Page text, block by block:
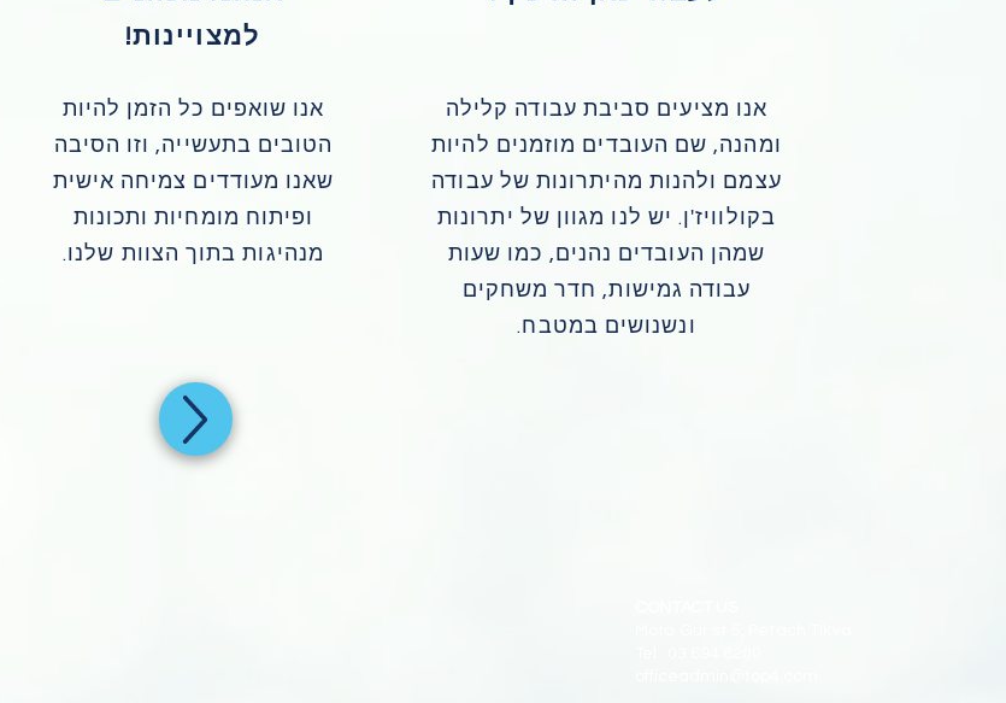
למצויינות!
אנו שואפים כל הזמן להיות
הטובים בתעשייה, וזו הסיבה
שאנו מעודדים צמיחה אישית
ופיתוח מומחיות ותכונות
מנהיגות בתוך הצוות שלנו.
אנו מציעים סביבת עבודה קלילה
ומהנה, שם העובדים מוזמנים להיות
עצמם ולהנות מהיתרונות של עבודה
בקולוויז'ן. יש לנו מגוון של יתרונות
שמהן העובדים נהנים, כמו שעות
עבודה גמישות, חדר משחקים
ונשנושים במטבח.